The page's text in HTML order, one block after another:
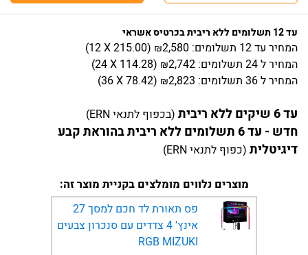
עד 12 תשלומים ללא ריבית בכרטיס אשראי
המחיר עד 12 תשלומים: ₪2,580
(12 X215.00)
המחירל 24 תשלומים: ₪2,742
(24 X 114.28)
המחירל 36 תשלומים: ₪2,823
(36 X78.42)
עד 6 שיקים ללא ריבית (בכפוף לתנאי ERN)
חדש - עד 6 תשלומים ללא ריבית בהוראת קבע
דיגיטלית (כפוף לתנאי ERN)
מוצרים נלווים מומלצים בקניית מוצר זה:
פס תאורת לד חכם למסך 27
אינץ' 4 צדדים עם סנכרון צבעים
RGB MIZUKI